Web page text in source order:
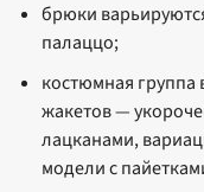
брюки
палаццо;
костюмная
жакетов —
лацканами,
модели с